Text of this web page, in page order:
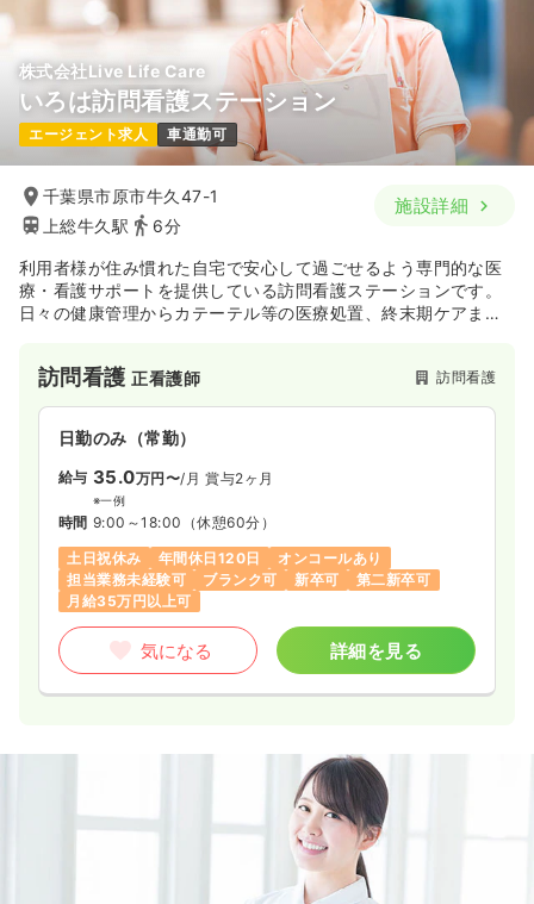
株式会社Live Life Care
いろは訪問看護ステーション
エージェント求人 車通勤可
千葉県市原市牛久47-1
上総牛久駅
6分
施設詳細
利用者様が住み慣れた自宅で安心して過ごせるよう専門的な医
療・看護サポートを提供している訪問看護ステーションです。
日々の健康管理からカテーテル等の医療処置、終末期ケアまで
も大切にする理念を掲げており、ワークライフバランスを確保
しながら、在宅医療の専門性を高めていきたい方に最適な環境
が整っています。
訪問看護正看護師 訪問看護
日勤のみ（常勤）
給与 35.0万円〜/月 賞与2ヶ月
※一例
時間 9:00～18:00 （休憩60分）
土日祝休み
年間休日120日
オンコールあり
担当業務未経験可
ブランク可 新卒可
第二新卒可
月給35万円以上可
気になる 詳細を見る